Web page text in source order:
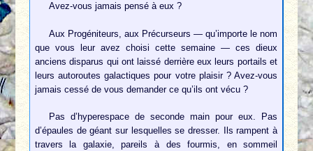
Avez-vous jamais pensé à eux ?
Aux Progéniteurs, aux Précurseurs — qu’importe le nom
que vous leur avez choisi cette semaine — ces dieux
anciens disparus qui ont laissé derrière eux leurs portails et
leurs autoroutes galactiques pour votre plaisir ? Avez-vous
jamais cessé de vous demander ce qu’ils ont vécu ?
Pas d’hyperespace de seconde main pour eux. Pas
d’épaules de géant sur lesquelles se dresser. Ils rampent à
travers la galaxie, pareils à des fourmis, en sommeil